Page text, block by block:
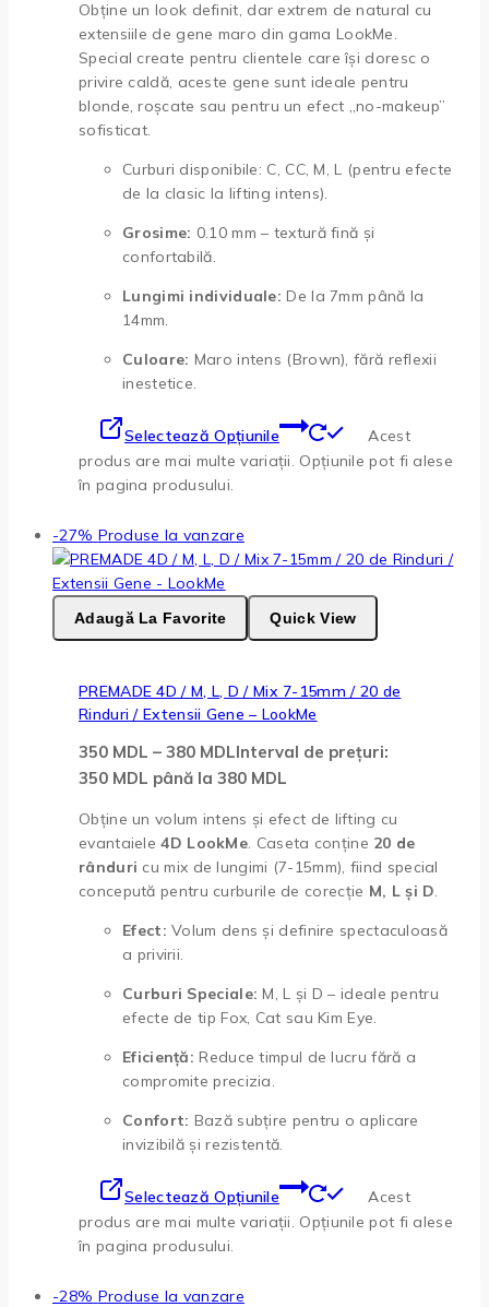
Obține un look definit, dar extrem de natural cu
extensiile de gene maro din gama LookMe.
Special create pentru clientele care își doresc o
privire caldă, aceste gene sunt ideale pentru
blonde, roșcate sau pentru un efect „no-makeup”
sofisticat.
Curburi disponibile: C, CC, M, L (pentru efecte
de la clasic la lifting intens).
Grosime: 0.10 mm – textură fină și
confortabilă.
Lungimi individuale: De la 7mm până la
14mm.
Culoare: Maro intens (Brown), fără reflexii
inestetice.
Selectează Opțiunile
Acest
produs are mai multe variații. Opțiunile pot fi alese
în pagina produsului.
-27% Produse la vanzare
Adaugă La Favorite Quick View
PREMADE 4D / M, L, D / Mix 7-15mm / 20 de
Rinduri / Extensii Gene – LookMe
350 MDL – 380 MDLInterval de prețuri:
350 MDL până la 380 MDL
Obține un volum intens și efect de lifting cu
evantaiele4D LookMe . Caseta conține 20 de
rânduri cu mix de lungimi (7-15mm), fiind special
concepută pentru curburile de corecție M, L și D
Efect: Volum dens și definire spectaculoasă
a privirii.
Curburi Speciale: M, L și D – ideale pentru
efecte de tip Fox, Cat sau Kim Eye.
Eficiență: Reduce timpul de lucru fără a
compromite precizia.
Confort: Bază subțire pentru o aplicare
invizibilă și rezistentă.
Selectează Opțiunile
Acest
produs are mai multe variații. Opțiunile pot fi alese
în pagina produsului.
-28% Produse la vanzare